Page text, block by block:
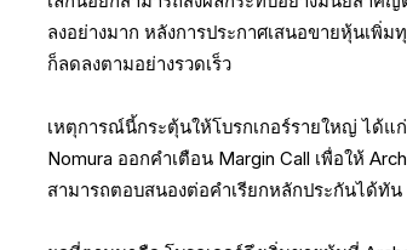
ลงอย่างมาก หลังการประกาศเสนอขายหุ้นเพิ่
ก็ลดลงตามอย่างรวดเร็ว
เหตุการณ์นี้กระตุ้นให้โบรกเกอร์รายใหญ่ ได้แ
Nomura ออกคำเตือน Margin Call เพื่อให้
สามารถตอบสนองต่อคำเรียกหลักประกันได้ทัน